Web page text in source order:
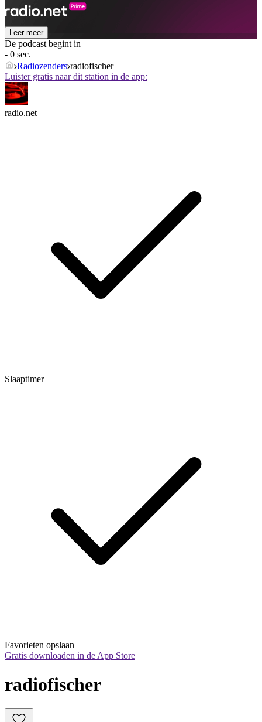
Leer meer
De podcast begint in
- 0 sec.
Radiozenders radiofischer
Luister gratis naar dit station in de app:
radio.net
Slaaptimer
Favorieten opslaan
Gratis downloaden in de App Store
radiofischer